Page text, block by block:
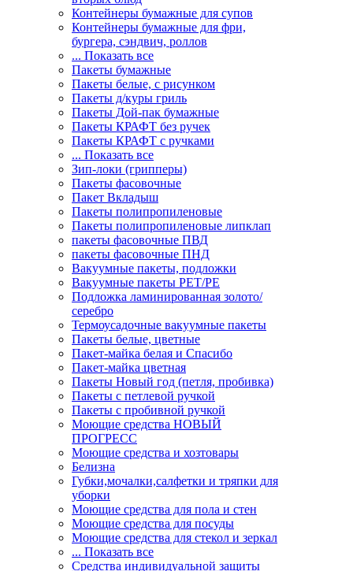
Контейнеры бумажные для супов
Контейнеры бумажные для фри,
бургера, сэндвич, роллов
... Показать все
Пакеты бумажные
Пакеты белые, с рисунком
Пакеты д/куры гриль
Пакеты Дой-пак бумажные
Пакеты КРАФТ без ручек
Пакеты КРАФТ с ручками
... Показать все
Зип-локи (грипперы)
Пакеты фасовочные
Пакет Вкладыш
Пакеты полипропиленовые
Пакеты полипропиленовые липклап
пакеты фасовочные ПВД
пакеты фасовочные ПНД
Вакуумные пакеты, подложки
Вакуумные пакеты РЕТ/РЕ
Подложка ламинированная золото/
серебро
Термоусадочные вакуумные пакеты
Пакеты белые, цветные
Пакет-майка белая и Спасибо
Пакет-майка цветная
Пакеты Новый год (петля, пробивка)
Пакеты с петлевой ручкой
Пакеты с пробивной ручкой
Моющие средства НОВЫЙ
ПРОГРЕСС
Моющие средства и хозтовары
Белизна
Губки,мочалки,салфетки и тряпки для
уборки
Моющие средства для пола и стен
Моющие средства для посуды
Моющие средства для стекол и зеркал
... Показать все
Средства индивидуальной защиты